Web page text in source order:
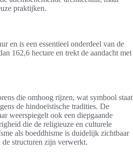
praktijken.
en is een essentieel onderdeel van de
162,6 hectare en trekt de aandacht met
die omhoog rijzen, wat symbool staat
de hindoeïstische tradities. De
weerspiegelt ook een diepgaande
die de religieuze en culturele
als boeddhisme is duidelijk zichtbaar
de structuren zijn verwerkt.